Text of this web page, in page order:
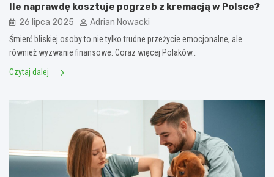
Ile naprawdę kosztuje pogrzeb z kremacją w Polsce?
26 lipca 2025 Adrian Nowacki
Śmierć bliskiej osoby to nie tylko trudne przeżycie emocjonalne, ale
również wyzwanie finansowe. Coraz więcej Polaków…
Czytaj dalej